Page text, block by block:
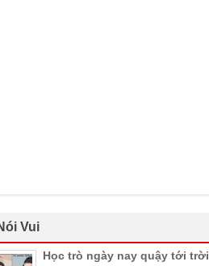
Vui
Học trò ngày nay quậy tới trời